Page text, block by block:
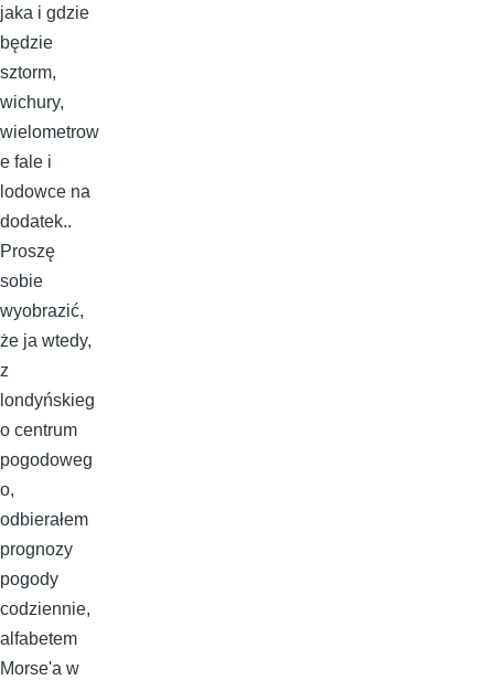
jaka i gdzie
będzie
sztorm,
wichury,
wielometrow
e fale i
lodowce na
dodatek..
Proszę
sobie
wyobrazić,
że ja wtedy,
z
londyńskieg
o centrum
pogodoweg
o,
odbierałem
prognozy
pogody
codziennie,
alfabetem
Morse'a w